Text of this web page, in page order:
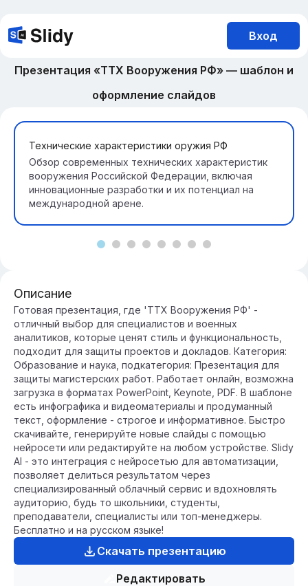
Вход
Презентация «ТТХ Вооружения РФ» — шаблон и
оформление слайдов
Технические характеристики оружия РФ
Обзор современных технических характеристик
вооружения Российской Федерации, включая
инновационные разработки и их потенциал на
международной арене.
Описание
Готовая презентация, где 'ТТХ Вооружения РФ' -
отличный выбор для специалистов и военных
аналитиков, которые ценят стиль и функциональность,
подходит для защиты проектов и докладов. Категория:
Образование и наука, подкатегория: Презентация для
защиты магистерских работ. Работает онлайн, возможна
загрузка в форматах PowerPoint, Keynote, PDF. В шаблоне
есть инфографика и видеоматериалы и продуманный
текст, оформление - строгое и информативное. Быстро
скачивайте, генерируйте новые слайды с помощью
нейросети или редактируйте на любом устройстве. Slidy
AI - это интеграция с нейросетью для автоматизации,
позволяет делиться результатом через
специализированный облачный сервис и вдохновлять
аудиторию, будь то школьники, студенты,
преподаватели, специалисты или топ-менеджеры.
Бесплатно и на русском языке!
Скачать презентацию
Редактировать